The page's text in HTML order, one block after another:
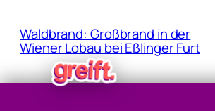
Waldbrand: Großbrand in der
Wiener Lobau bei Eßlinger Furt